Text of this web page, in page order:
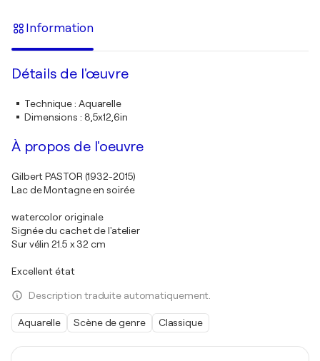
Information
Détails de l'œuvre
Technique: Aquarelle
Dimensions : 8,5x12,6in
À propos de l'oeuvre
Gilbert PASTOR (1932-2015)
Lac de Montagne en soirée
watercolor originale
Signée du cachet de l'atelier
Sur vélin 21.5 x 32 cm
Excellent état
Description traduite automatiquement.
Aquarelle Scène de genre Classique